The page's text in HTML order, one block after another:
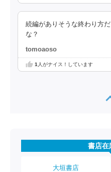
続編がありそうな終わり方
な？
tomoaoso
1 人がナイス！しています
書店在
大垣書店